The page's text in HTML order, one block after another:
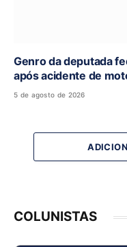
Genro da deputada
após acidente de
5 de agosto de 2026
COLUNISTAS